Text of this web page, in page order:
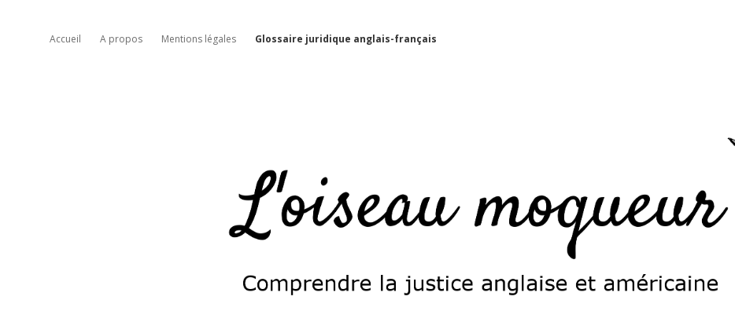
Accueil A propos Mentions légales Glossaire juridique anglais-français